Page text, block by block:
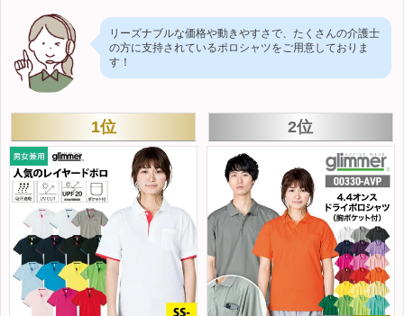
リーズナブルな価格や動きやすさで、たくさんの介護士
の方に支持されているポロシャツをご用意しておりま
す！
1位 2位